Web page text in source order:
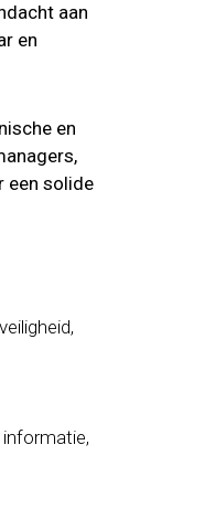
aan
en
en
een solide
informatie,